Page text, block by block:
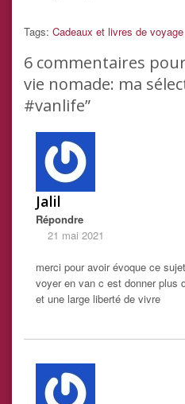
Tags: Cadeaux et livres de voyage
6 commentaires
vie nomade: ma
#vanlife”
Jalil
Répondre
21 mai 2021
merci pour avoir évoque ce
voyer en van c est donner plus
et une large liberté de vivre